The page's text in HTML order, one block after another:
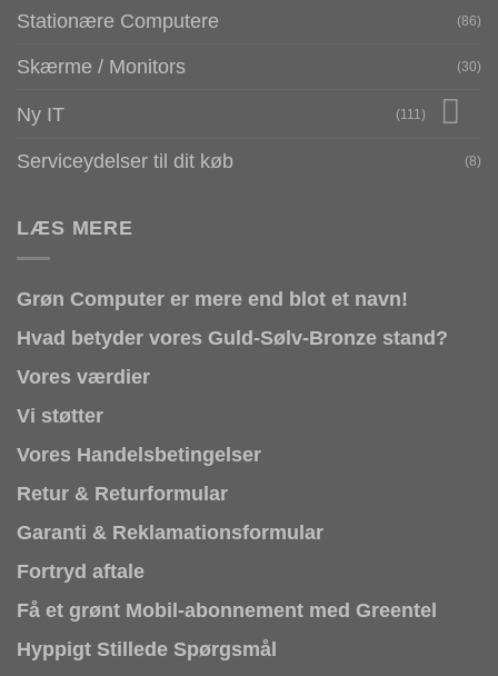
Stationære Computere (86)
Skærme / Monitors (30)
Ny IT (111)
Serviceydelser til dit køb (8)
LÆS MERE
Grøn Computer er mere end blot et navn!
Hvad betyder vores Guld-Sølv-Bronze stand?
Vores værdier
Vi støtter
Vores Handelsbetingelser
Retur & Returformular
Garanti & Reklamationsformular
Fortryd aftale
Få et grønt Mobil-abonnement med Greentel
Hyppigt Stillede Spørgsmål